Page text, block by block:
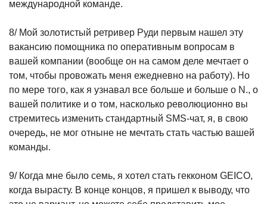
международной команде.
8/ Мой золотистый ретривер Руди первым нашел эту
вакансию помощника по оперативным вопросам в
вашей компании (вообще он на самом деле мечтает о
том, чтобы провожать меня ежедневно на работу). Но
по мере того, как я узнавал все больше и больше о N., о
вашей политике и о том, насколько революционно вы
стремитесь изменить стандартный SMS-чат, я, в свою
очередь, не мог отныне не мечтать стать частью вашей
команды.
9/ Когда мне было семь, я хотел стать гекконом GEICO,
когда вырасту. В конце концов, я пришел к выводу, что